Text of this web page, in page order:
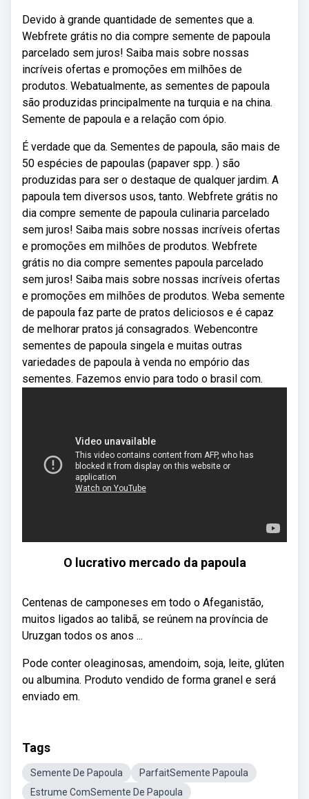
Devido à grande quantidade de sementes que a.
Webfrete grátis no dia compre semente de papoula
parcelado sem juros! Saiba mais sobre nossas
incríveis ofertas e promoções em milhões de
produtos. Webatualmente, as sementes de papoula
são produzidas principalmente na turquia e na china.
Semente de papoula e a relação com ópio.
É verdade que da. Sementes de papoula, são mais de
50 espécies de papoulas (papaver spp. ) são
produzidas para ser o destaque de qualquer jardim. A
papoula tem diversos usos, tanto. Webfrete grátis no
dia compre semente de papoula culinaria parcelado
sem juros! Saiba mais sobre nossas incríveis ofertas
e promoções em milhões de produtos. Webfrete
grátis no dia compre sementes papoula parcelado
sem juros! Saiba mais sobre nossas incríveis ofertas
e promoções em milhões de produtos. Weba semente
de papoula faz parte de pratos deliciosos e é capaz
de melhorar pratos já consagrados. Webencontre
sementes de papoula singela e muitas outras
variedades de papoula à venda no empório das
sementes. Fazemos envio para todo o brasil com.
O lucrativo mercado da papoula
Centenas de camponeses em todo o Afeganistão,
muitos ligados ao talibã, se reúnem na província de
Uruzgan todos os anos ...
Pode conter oleaginosas, amendoim, soja, leite, glúten
ou albumina. Produto vendido de forma granel e será
enviado em.
Tags
Semente De Papoula
ParfaitSemente Papoula
Estrume ComSemente De Papoula